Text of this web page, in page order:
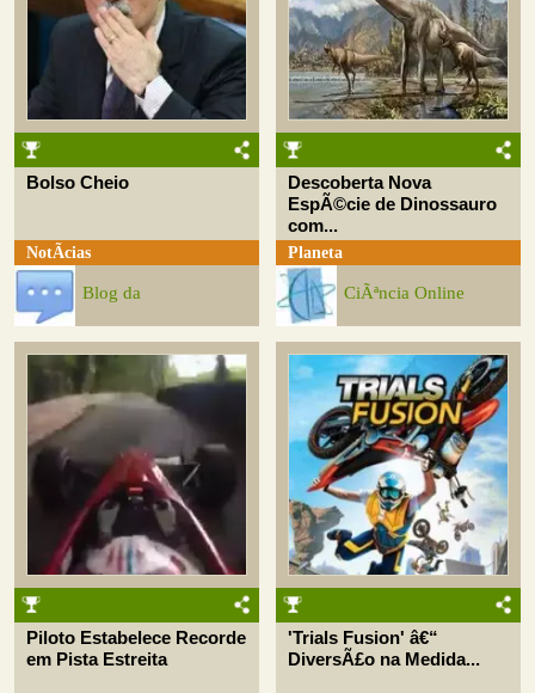
Bolso Cheio
NotÃ­cias
Blog da
Descoberta Nova
EspÃ©cie de Dinossauro
com...
Planeta
CiÃªncia Online
Piloto Estabelece Recorde
em Pista Estreita
'Trials Fusion' â€“
DiversÃ£o na Medida...